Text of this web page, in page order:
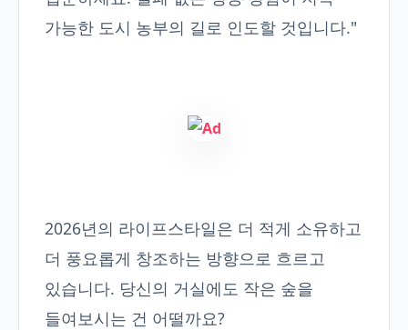
가능한 도시 농부의 길로 인도할 것입니다."
2026년의 라이프스타일은 더 적게 소유하고
더 풍요롭게 창조하는 방향으로 흐르고
있습니다. 당신의 거실에도 작은 숲을
들여보시는 건 어떨까요?